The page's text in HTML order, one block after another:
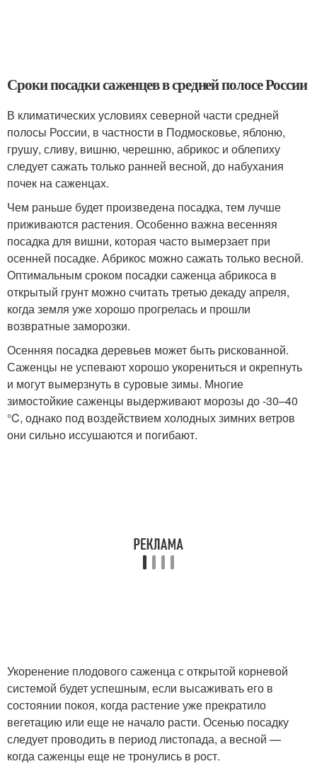
Сроки посадки саженцев в средней полосе России
В климатических условиях северной части средней
полосы России, в частности в Подмосковье, яблоню,
грушу, сливу, вишню, черешню, абрикос и облепиху
следует сажать только ранней весной, до набухания
почек на саженцах.
Чем раньше будет произведена посадка, тем лучше
приживаются растения. Особенно важна весенняя
посадка для вишни, которая часто вымерзает при
осенней посадке. Абрикос можно сажать только весной.
Оптимальным сроком посадки саженца абрикоса в
открытый грунт можно считать третью декаду апреля,
когда земля уже хорошо прогрелась и прошли
возвратные заморозки.
Осенняя посадка деревьев может быть рискованной.
Саженцы не успевают хорошо укорениться и окрепнуть
и могут вымерзнуть в суровые зимы. Многие
зимостойкие саженцы выдерживают морозы до -30–40
°C, однако под воздействием холодных зимних ветров
они сильно иссушаются и погибают.
Укоренение плодового саженца с открытой корневой
системой будет успешным, если высаживать его в
состоянии покоя, когда растение уже прекратило
вегетацию или еще не начало расти. Осенью посадку
следует проводить в период листопада, а весной —
когда саженцы еще не тронулись в рост.